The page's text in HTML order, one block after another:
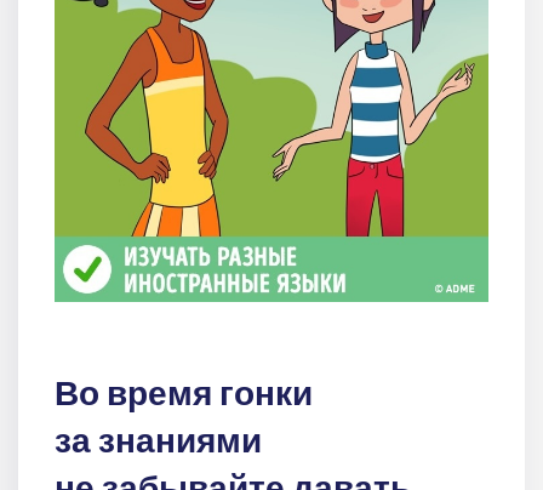
Во время гонки
за знаниями